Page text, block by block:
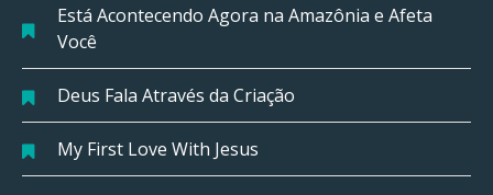
Está Acontecendo Agora na Amazônia e Afeta
Você
Deus Fala Através da Criação
My First Love With Jesus